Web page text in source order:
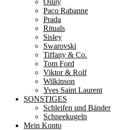
Oilily
Paco Rabanne
Prada
Rituals
Sisley
Swarovski
Tiffany & Co.
Tom Ford
Viktor & Rolf
Wilkinson
Yves Saint Laurent
SONSTIGES
Schleifen und Bänder
Schneekugeln
Mein Konto